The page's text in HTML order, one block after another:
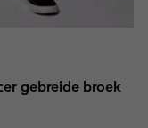
gebreide broek